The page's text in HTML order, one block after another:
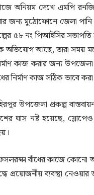
অনিয়ম দেখে এমপি
জন্য মুঠোফোনে জেলা পানি
৫৮ নং পিআইসির সভাপতি
অভিযোগ আছে, তারা সময়
কাজ করার জন্য
নির্মাণ কাজ সঠিক ভাবে
উপজেলা প্রকল্প
ঘাস নষ্ট হয়েছে,
বাঁধের কাজে কোনো
ব্যবস্থা নেওয়ার